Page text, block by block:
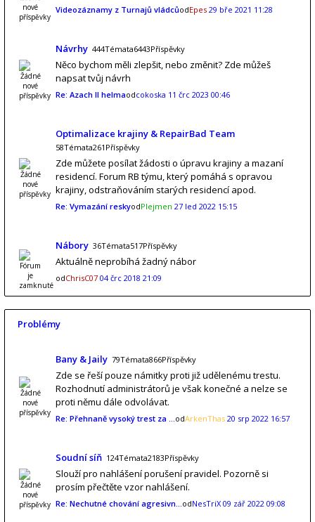
Videozáznamy z Turnajů vládcůodEpes 29 bře 2021 11:28
Návrhy 444Témata6443Příspěvky
Něco bychom měli zlepšit, nebo změnit? Zde můžeš
napsat tvůj návrh
Re: Azach II helmaodcokoska 11 črc 2023 00:46
Optimalizace krajiny & RepairBad Team
58Témata261Příspěvky
Zde můžete posílat žádosti o úpravu krajiny a mazaní
residencí. Forum RB týmu, který pomáhá s opravou
krajiny, odstraňováním starých residencí apod.
Re: Vymazání reskyodPlejmen 27 led 2022 15:15
Nábory 36Témata517Příspěvky
Aktuálně neprobíhá žadný nábor
odChrisC07 04 črc 2018 21:09
Problémy
Bany & Jaily 79Témata866Příspěvky
Zde se řeší pouze námitky proti již udělenému trestu.
Rozhodnutí administrátorů je však konečné a nelze se
proti němu dále odvolávat.
Re: Přehnaně vysoký trest za …odArkenThas 20 srp 2022 16:57
Soudní síň 124Témata2183Příspěvky
Slouží pro nahlášení porušení pravidel. Pozorně si
prosím přečtěte vzor nahlášení.
Re: Nechutné chování agresivn…odNesTriX 09 zář 2022 09:08